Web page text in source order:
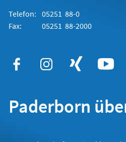
Telefon: 05251 88-0
Fax:
05251 88-2000
Paderborn